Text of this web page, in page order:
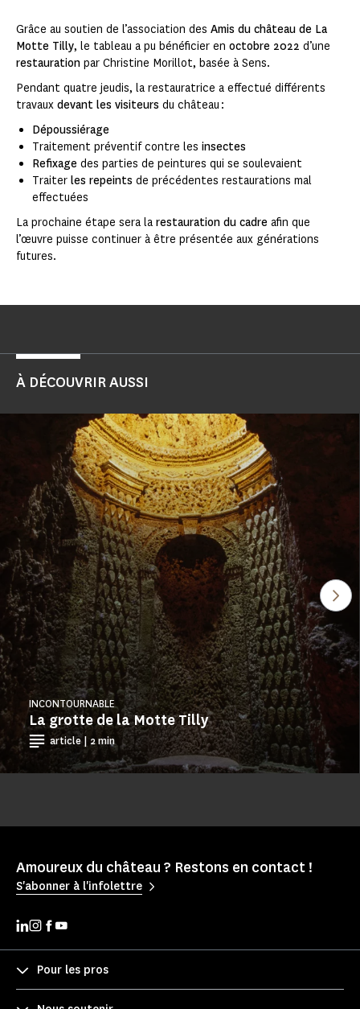
Grâce au soutien de l’association des Amis du château de La
Motte Tilly, le tableau a pu bénéficier en octobre 2022 d’une
restauration par Christine Morillot, basée à Sens.
Pendant quatre jeudis, la restauratrice a effectué différents
travaux devant les visiteurs du château :
Dépoussiérage
Traitement préventif contre les insectes
Refixage des parties de peintures qui se soulevaient
Traiter les repeints de précédentes restaurations mal
effectuées
La prochaine étape sera la restauration du cadre afin que
l’œuvre puisse continuer à être présentée aux générations
futures.
À DÉCOUVRIR AUSSI
La grotte de la Motte Tilly
INCONTOURNABLE
article | 2 min
Amoureux du château ? Restons en contact !
S'abonner à l'infolettre
Pour les pros